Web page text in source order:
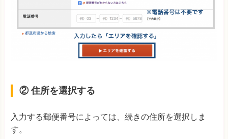
② 住所を選択する
入力する郵便番号によっては、続きの住所を選択しま
す。